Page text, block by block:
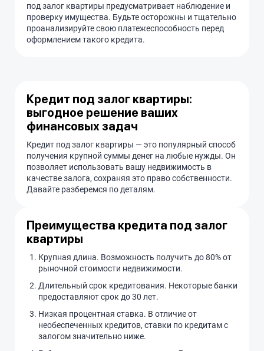
под залог квартиры предусматривает наблюдение и
проверку имущества. Будьте осторожны и тщательно
проанализируйте свою платежеспособность перед
оформлением такого кредита.
Кредит под залог квартиры:
выгодное решение ваших
финансовых задач
Кредит под залог квартиры — это популярный способ
получения крупной суммы денег на любые нужды. Он
позволяет использовать вашу недвижимость в
качестве залога, сохраняя это право собственности.
Давайте разберемся по деталям.
Преимущества кредита под залог
квартиры
Крупная длина. Возможность получить до 80% от
рыночной стоимости недвижимости.
Длительный срок кредитования. Некоторые банки
предоставляют срок до 30 лет.
Низкая процентная ставка. В отличие от
необеспеченных кредитов, ставки по кредитам с
залогом значительно ниже.